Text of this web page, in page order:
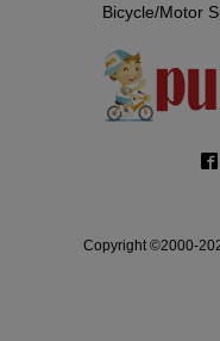
Bicycle/Motor
Copyright ©2000-